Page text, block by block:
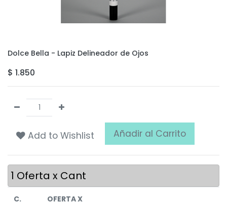
Dolce Bella - Lapiz Delineador de Ojos
$ 1.850
Add to Wishlist Añadir al Carrito
1 Oferta x Cant
C.
OFERTA X